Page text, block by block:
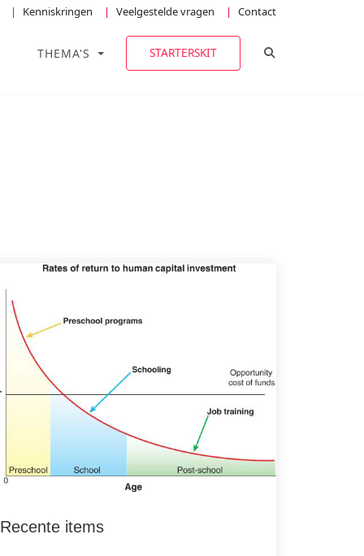
Kenniskringen Veelgestelde vragen Contact
THEMA'S STARTERSKIT
Recente items